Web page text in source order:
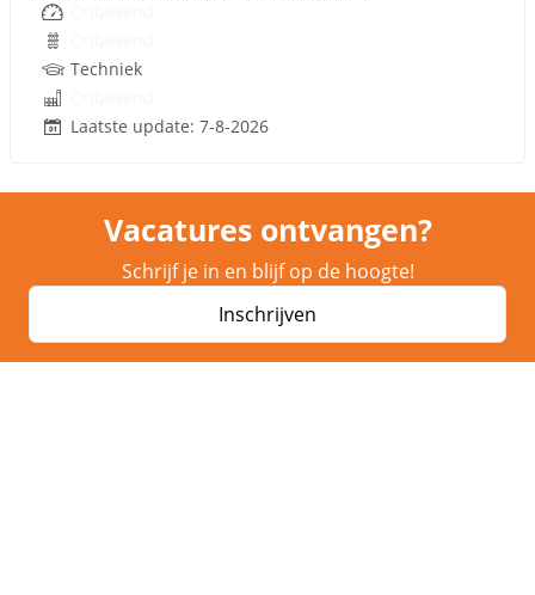
Techniek
Laatste update: 7-8-2026
Vacatures ontvangen?
Schrijf je in en blijf op de hoogte!
Inschrijven